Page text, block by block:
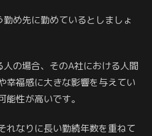
め先に勤めているとしましょ
の場合、そのA社における人間
幸福感に大きな影響を与えてい
能性が高いです。
れなりに長い勤続年数を重ねて